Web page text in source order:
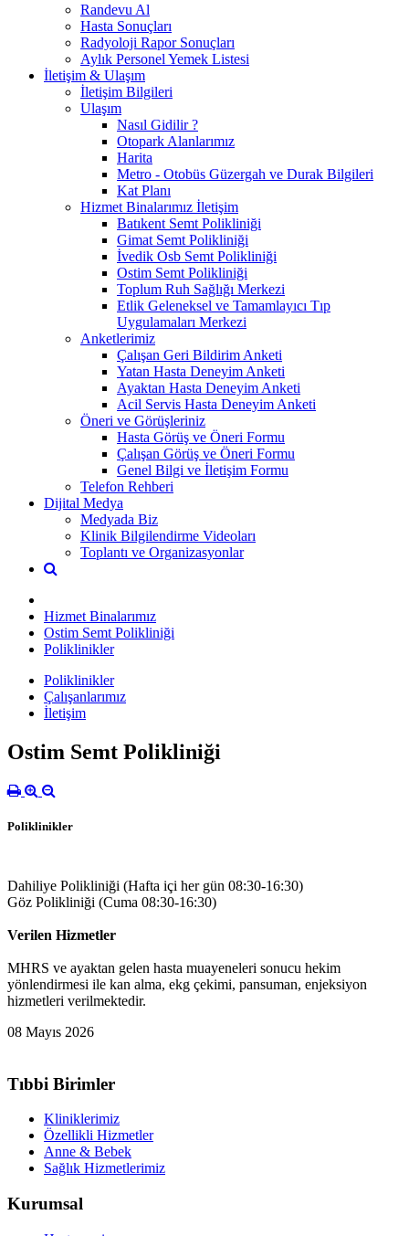
Randevu Al
Hasta Sonuçları
Radyoloji Rapor Sonuçları
Aylık Personel Yemek Listesi
İletişim & Ulaşım
İletişim Bilgileri
Ulaşım
Nasıl Gidilir ?
Otopark Alanlarımız
Harita
Metro - Otobüs Güzergah ve Durak Bilgileri
Kat Planı
Hizmet Binalarımız İletişim
Batıkent Semt Polikliniği
Gimat Semt Polikliniği
İvedik Osb Semt Polikliniği
Ostim Semt Polikliniği
Toplum Ruh Sağlığı Merkezi
Etlik Geleneksel ve Tamamlayıcı Tıp
Uygulamaları Merkezi
Anketlerimiz
Çalışan Geri Bildirim Anketi
Yatan Hasta Deneyim Anketi
Ayaktan Hasta Deneyim Anketi
Acil Servis Hasta Deneyim Anketi
Öneri ve Görüşleriniz
Hasta Görüş ve Öneri Formu
Çalışan Görüş ve Öneri Formu
Genel Bilgi ve İletişim Formu
Telefon Rehberi
Dijital Medya
Medyada Biz
Klinik Bilgilendirme Videoları
Toplantı ve Organizasyonlar
Hizmet Binalarımız
Ostim Semt Polikliniği
Poliklinikler
Poliklinikler
Çalışanlarımız
İletişim
Ostim Semt Polikliniği
Poliklinikler
Dahiliye Polikliniği (Hafta içi her gün 08:30-16:30)
Göz Polikliniği (Cuma 08:30-16:30)
Verilen Hizmetler
MHRS ve ayaktan gelen hasta muayeneleri sonucu hekim
yönlendirmesi ile kan alma, ekg çekimi, pansuman, enjeksiyon
hizmetleri verilmektedir.
08 Mayıs 2026
Tıbbi Birimler
Kliniklerimiz
Özellikli Hizmetler
Anne & Bebek
Sağlık Hizmetlerimiz
Kurumsal